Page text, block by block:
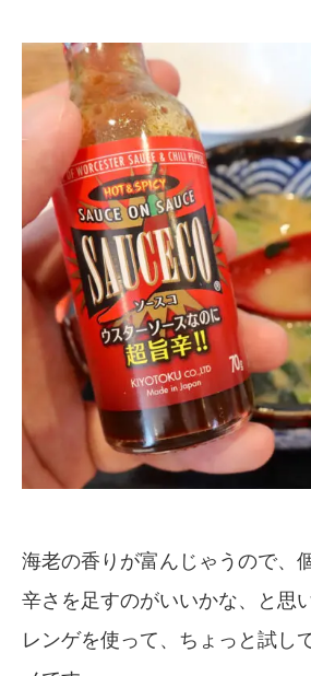
海老の香りが富んじゃうので、
辛さを足すのがいいかな、と思
レンゲを使って、ちょっと試し